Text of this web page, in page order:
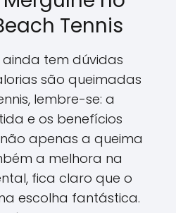
Tennis
tem dúvidas
são queimadas
lembre-se: a
e os benefícios
apenas a queima
a melhora na
fica claro que o
escolha fantástica.